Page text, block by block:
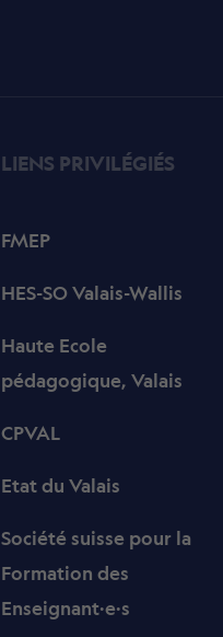
LIENS PRIVILÉGIÉS
FMEP
HES-SO Valais-Wallis
Haute Ecole
pédagogique, Valais
CPVAL
Etat du Valais
Société suisse pour la
Formation des
Enseignant·e·s